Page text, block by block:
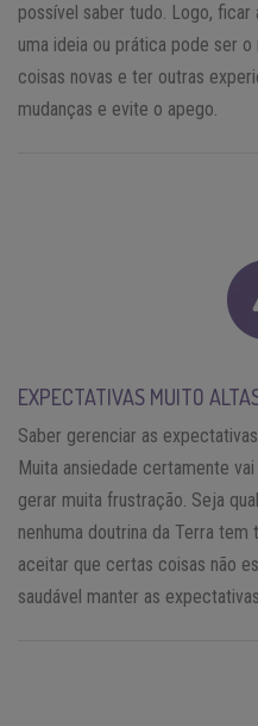
possível saber tudo. Logo, ficar
uma ideia ou prática pode ser
coisas novas e ter outras
mudanças e evite o apego.
EXPECTATIVAS MUITO
Saber gerenciar as
Muita ansiedade certamente
gerar muita frustração. Seja
nenhuma doutrina da Terra
aceitar que certas coisas não
saudável manter as